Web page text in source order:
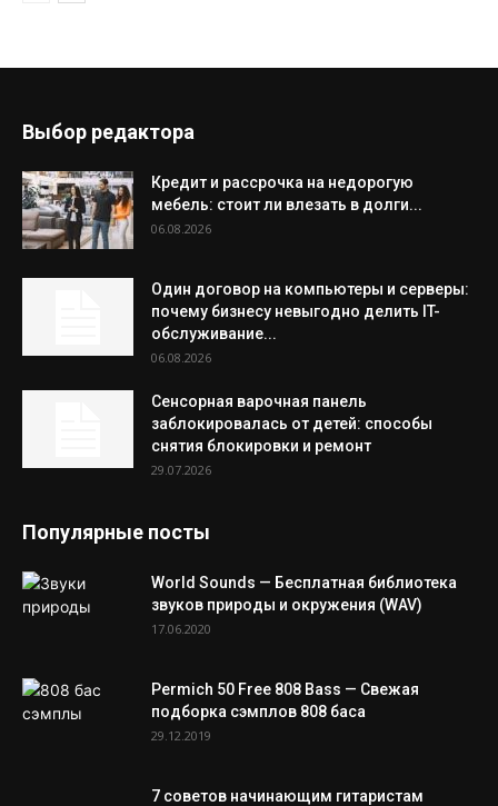
Выбор редактора
Кредит и рассрочка на недорогую
мебель: стоит ли влезать в долги...
06.08.2026
Один договор на компьютеры и серверы:
почему бизнесу невыгодно делить IT-
обслуживание...
06.08.2026
Сенсорная варочная панель
заблокировалась от детей: способы
снятия блокировки и ремонт
29.07.2026
Популярные посты
World Sounds — Бесплатная библиотека
звуков природы и окружения (WAV)
17.06.2020
Permich 50 Free 808 Bass — Свежая
подборка сэмплов 808 баса
29.12.2019
7 советов начинающим гитаристам